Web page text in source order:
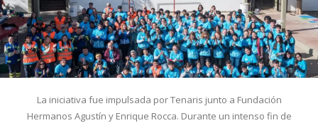
La iniciativa fue impulsada por Tenaris junto a Fundación
Hermanos Agustín y Enrique Rocca. Durante un intenso fin de